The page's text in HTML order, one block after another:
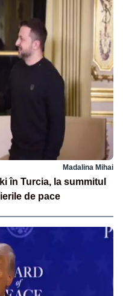
Madalina Mihai
în Turcia, la summitul
de pace